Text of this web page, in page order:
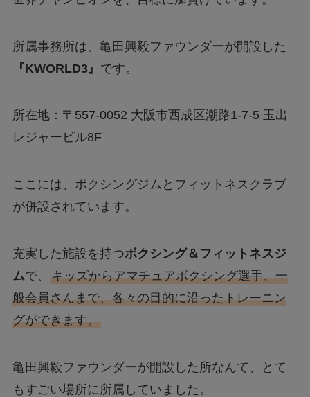
所属事務所は、亀田興毅ファウンダーが開設した
『KWORLD3』 です。
所在地：〒557-0052 大阪市西成区潮路1-7-5 玉出
レジャービル8F
ここには、ボクシングジムとフィットネスクラブ
が併設されています。
充実した施設を持つボクシング＆フィットネスジ
ムで、 キッズからアマチュアボクシング選手、一
般会員さんまで、各々の目的に沿ったトレーニン
グができます。
亀田興毅ファウンダーが開設した所なんて、とて
もすごい場所に所属していました。